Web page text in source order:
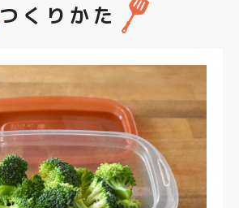
つくりかた